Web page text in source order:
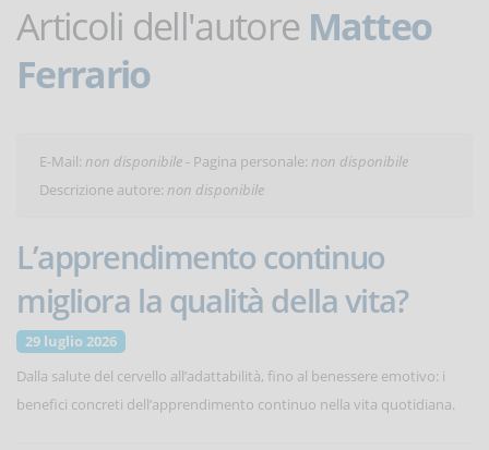
Articoli dell'autore Matteo
Ferrario
E-Mail: non disponibile - Pagina personale: non disponibile
Descrizione autore: non disponibile
L’apprendimento continuo
migliora la qualità della vita?
29 luglio 2026
Dalla salute del cervello all’adattabilità, fino al benessere emotivo: i
benefici concreti dell’apprendimento continuo nella vita quotidiana.